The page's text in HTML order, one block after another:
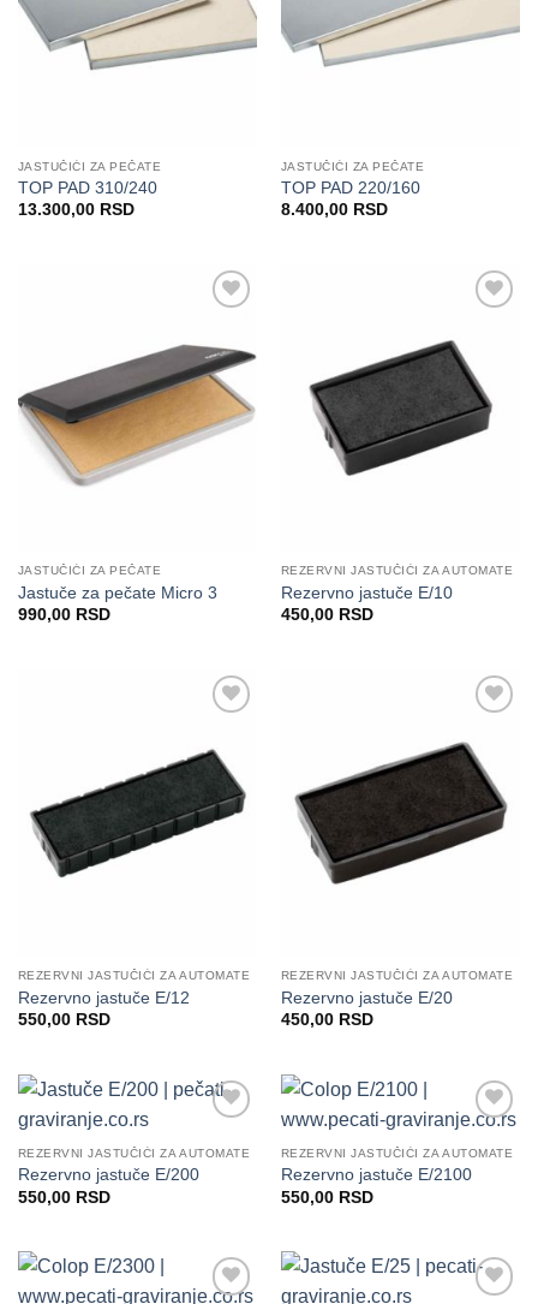
JASTUČIĆI ZA PEČATE
TOP PAD 310/240
13.300,00 RSD
JASTUČIĆI ZA PEČATE
TOP PAD 220/160
8.400,00 RSD
Listu
želja
JASTUČIĆI ZA PEČATE
Jastuče za pečate Micro 3
990,00 RSD
želja
REZERVNI JASTUČIĆI ZA AUTOMATE
Rezervno jastuče E/10
450,00 RSD
Listu
želja
REZERVNI JASTUČIĆI ZA AUTOMATE
Rezervno jastuče E/12
550,00 RSD
Listu
želja
REZERVNI JASTUČIĆI ZA AUTOMATE
Rezervno jastuče E/20
450,00 RSD
na
REZERVNI JASTUČIĆI ZA AUTOMATE
Rezervno jastuče E/200
550,00 RSD
na
REZERVNI JASTUČIĆI ZA AUTOMATE
Rezervno jastuče E/2100
550,00 RSD